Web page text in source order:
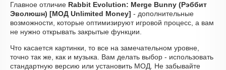
Главное отличие Rabbit Evolution: Merge Bunny (Рэббит
Эволюшн) [МОД Unlimited Money] - дополнительные
возможности, которые оптимизируют игровой процесс, а вам
не нужно открывать закрытые функции.
Что касается картинки, то все на замечательном уровне,
точно так же, как и музыка. Вам делать выбор - использовать
стандартную версию или установить МОД. Не забывайте